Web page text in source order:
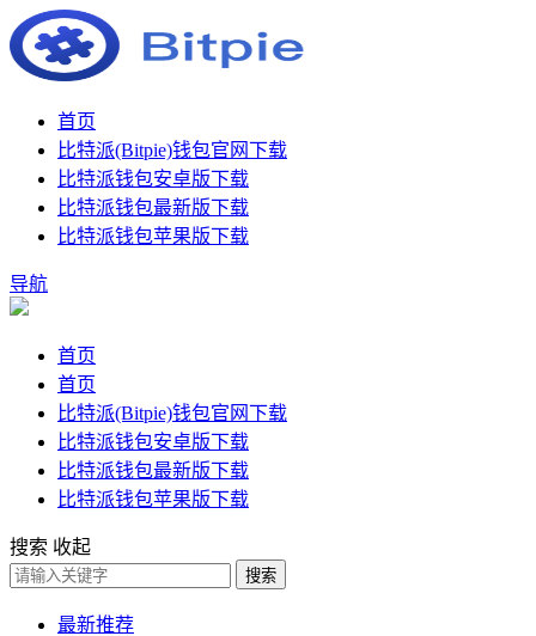
首页
比特派(Bitpie)钱包官网下载
比特派钱包安卓版下载
比特派钱包最新版下载
比特派钱包苹果版下载
导航
首页
首页
比特派(Bitpie)钱包官网下载
比特派钱包安卓版下载
比特派钱包最新版下载
比特派钱包苹果版下载
搜索 收起
搜索
最新推荐